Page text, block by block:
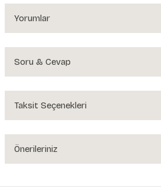
Yorumlar
Soru & Cevap
Ürün hakkında henüz soru
Taksit Seçenekleri
Önerileriniz
yetersiz gördüğünüz noktaları öneri